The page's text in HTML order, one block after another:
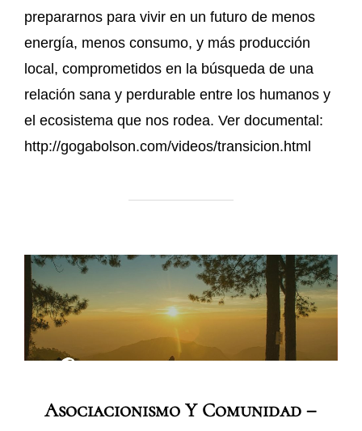
prepararnos para vivir en un futuro de menos
energía, menos consumo, y más producción
local, comprometidos en la búsqueda de una
relación sana y perdurable entre los humanos y
el ecosistema que nos rodea. Ver documental:
http://gogabolson.com/videos/transicion.html
Asociacionismo Y Comunidad –